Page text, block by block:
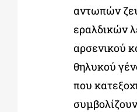
αντωπών
εραλδικών
αρσενικού
θηλυκού
που